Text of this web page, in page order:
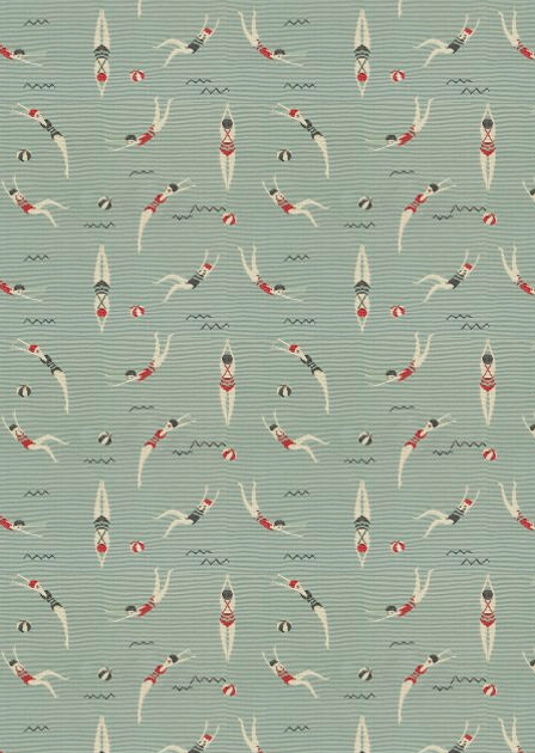
„was sind eigentlich meine Bedürfnisse“. Außerdem
erklärt die Expertin warum man einfach mal machen
muss und was der Flur mit einer Zwiebel zu tun hat.
Feng Shui Interview Wohnen
Aus dem Archiv: Besuch
bei Sera of London
Kate Moss, Yoko Ono oder Courtney Love – die
Klienten von Interiordesignerin Sera of
London lesen sich wie die Gästeliste einer Celebrity-
Party. Wir haben die Grande Dame des Boho-Stils zu
Hause besucht.
Magazin Wohnen
Konzept: Wohnen mit